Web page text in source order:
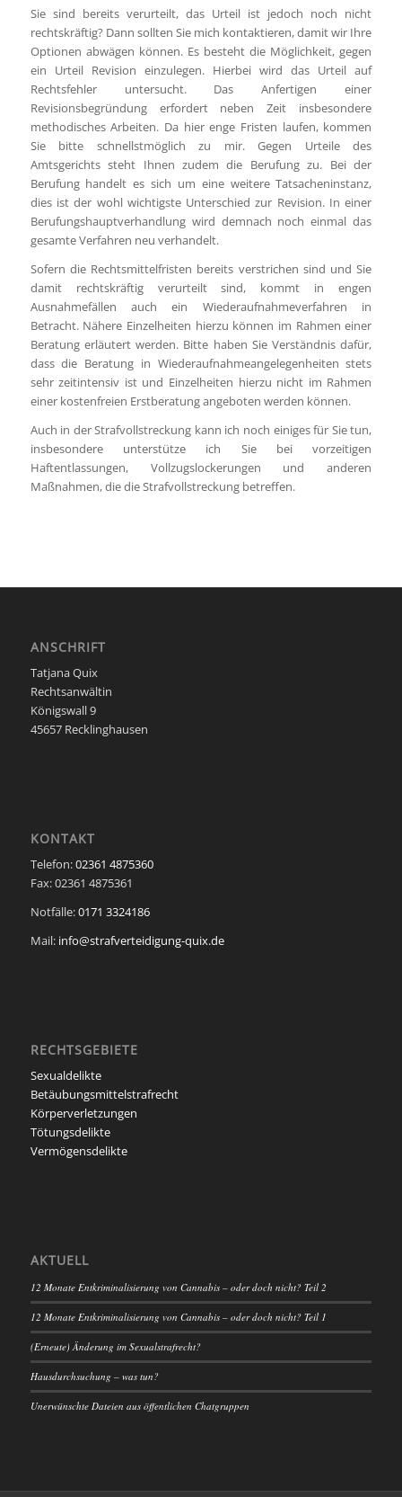
Sie sind bereits verurteilt, das Urteil ist jedoch noch nicht
rechtskräftig? Dann sollten Sie mich kontaktieren, damit wir Ihre
Optionen abwägen können. Es besteht die Möglichkeit, gegen
ein Urteil Revision einzulegen. Hierbei wird das Urteil auf
Rechtsfehler untersucht. Das Anfertigen einer
Revisionsbegründung erfordert neben Zeit insbesondere
methodisches Arbeiten. Da hier enge Fristen laufen, kommen
Sie bitte schnellstmöglich zu mir. Gegen Urteile des
Amtsgerichts steht Ihnen zudem die Berufung zu. Bei der
Berufung handelt es sich um eine weitere Tatsacheninstanz,
dies ist der wohl wichtigste Unterschied zur Revision. In einer
Berufungshauptverhandlung wird demnach noch einmal das
gesamte Verfahren neu verhandelt.
Sofern die Rechtsmittelfristen bereits verstrichen sind und Sie
damit rechtskräftig verurteilt sind, kommt in engen
Ausnahmefällen auch ein Wiederaufnahmeverfahren in
Betracht. Nähere Einzelheiten hierzu können im Rahmen einer
Beratung erläutert werden. Bitte haben Sie Verständnis dafür,
dass die Beratung in Wiederaufnahmeangelegenheiten stets
sehr zeitintensiv ist und Einzelheiten hierzu nicht im Rahmen
einer kostenfreien Erstberatung angeboten werden können.
Auch in der Strafvollstreckung kann ich noch einiges für Sie tun,
insbesondere unterstütze ich Sie bei vorzeitigen
Haftentlassungen, Vollzugslockerungen und anderen
Maßnahmen, die die Strafvollstreckung betreffen.
ANSCHRIFT
Tatjana Quix
Rechtsanwältin
Königswall 9
45657 Recklinghausen
KONTAKT
Telefon:02361 4875360
Fax: 02361 4875361
Notfälle:0171 3324186
Mail: info@strafverteidigung-quix.de
RECHTSGEBIETE
Sexualdelikte
Betäubungsmittelstrafrecht
Körperverletzungen
Tötungsdelikte
Vermögensdelikte
AKTUELL
12 Monate Entkriminalisierung von Cannabis – oder doch nicht? Teil 2
12 Monate Entkriminalisierung von Cannabis – oder doch nicht? Teil 1
(Erneute) Änderung im Sexualstrafrecht?
Hausdurchsuchung – was tun?
Unerwünschte Dateien aus öffentlichen Chatgruppen